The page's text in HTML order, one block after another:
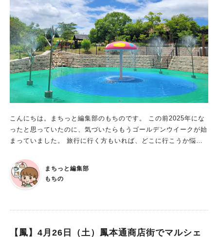
こんにちは。まちっと編集部のもちのです。 この前2025年にな
ったと思っていたのに、気づいたらもうゴールデンウイークが始
まっていました。 旅行に行く方もいれば、どこに行こうか悩ん
かけスポット『ハーベストの丘』の2025年GWの情報をまとめて
お届けします！ GWのハーベストの丘は特別営業時間！ ゴール
デンウィーク中は、営業時間やメニューが変更になるものがあり
(月祝)→8：30～17：00(最終入園16：00) 2025年GWのハーベス
まちっと編集部
もちの
【鳳】4月26日（土）鳳本通商店街でマルシェ